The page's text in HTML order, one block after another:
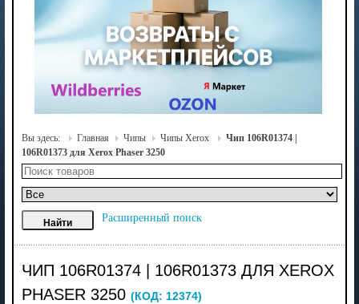
Вы здесь: Главная Чипы Чипы Xerox
Чип 106R01374 |
106R01373 для Xerox Phaser 3250
Расширенный поиск
ЧИП 106R01374 | 106R01373 ДЛЯ XEROX
PHASER 3250 (КОД: 12374)